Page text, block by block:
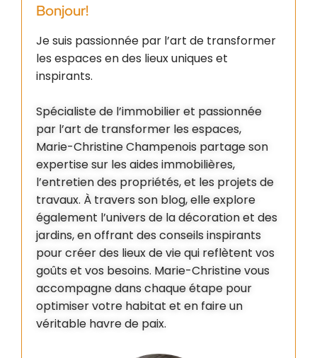
Bonjour!
Je suis passionnée par l’art de transformer
les espaces en des lieux uniques et
inspirants.
Spécialiste de l’immobilier et passionnée
par l’art de transformer les espaces,
Marie-Christine Champenois partage son
expertise sur les aides immobilières,
l’entretien des propriétés, et les projets de
travaux. À travers son blog, elle explore
également l’univers de la décoration et des
jardins, en offrant des conseils inspirants
pour créer des lieux de vie qui reflètent vos
goûts et vos besoins. Marie-Christine vous
accompagne dans chaque étape pour
optimiser votre habitat et en faire un
véritable havre de paix.